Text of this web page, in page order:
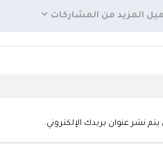
المزيد من المشاركات
يتم نشر عنوان بريدك الإلكتروني.